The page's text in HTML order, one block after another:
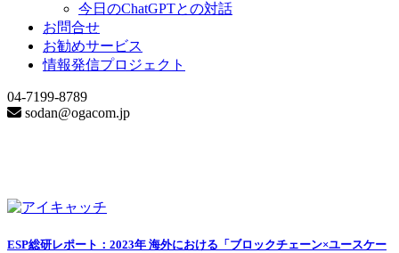
今日のChatGPTとの対話
お問合せ
お勧めサービス
情報発信プロジェクト
04-7199-8789
sodan@ogacom.jp
ESP総研レポート：2023年 海外における「ブロックチェーン×ユースケー